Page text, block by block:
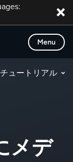
Menu
チュートリアル
メデ